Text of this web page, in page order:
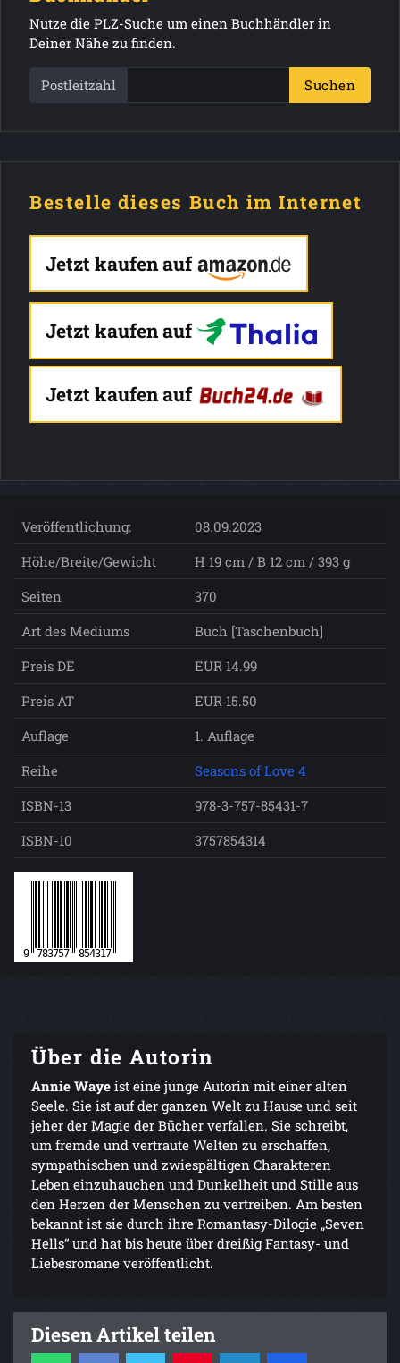
Nutze die PLZ-Suche um einen Buchhändler in
Deiner Nähe zu finden.
Postleitzahl Suchen
Bestelle dieses Buch im Internet
Jetzt kaufen auf
Jetzt kaufen auf
Jetzt kaufen auf
Veröffentlichung:
08.09.2023
Höhe/Breite/Gewicht
H 19 cm / B 12 cm / 393 g
Seiten
370
Art des Mediums
Buch [Taschenbuch]
Preis DE
EUR 14.99
Preis AT
EUR 15.50
Auflage
1. Auflage
Reihe
Seasons of Love 4
ISBN-13
978-3-757-85431-7
ISBN-10
3757854314
Über die Autorin
Annie Waye ist eine junge Autorin mit einer alten
Seele. Sie ist auf der ganzen Welt zu Hause und seit
jeher der Magie der Bücher verfallen. Sie schreibt,
um fremde und vertraute Welten zu erschaffen,
sympathischen und zwiespältigen Charakteren
Leben einzuhauchen und Dunkelheit und Stille aus
den Herzen der Menschen zu vertreiben. Am besten
bekannt ist sie durch ihre Romantasy-Dilogie „Seven
Hells“ und hat bis heute über dreißig Fantasy- und
Liebesromane veröffentlicht.
Diesen Artikel teilen